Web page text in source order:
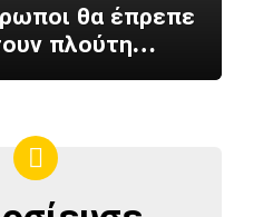
θα έπρεπε
πλούτη…